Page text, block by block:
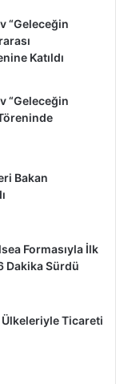
“Geleceğin
Katıldı
“Geleceğin
Bakan
Formasıyla İlk
Dakika Sürdü
Ülkeleriyle Ticareti